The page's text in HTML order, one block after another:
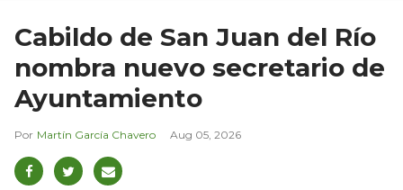
Cabildo de San Juan del Río
nombra nuevo secretario de
Ayuntamiento
Martín García Chavero Aug 05, 2026